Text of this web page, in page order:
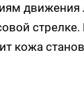
стрелке.
кожа